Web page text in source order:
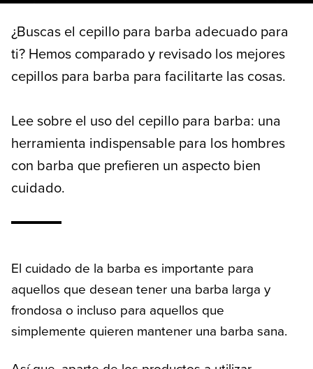
¿Buscas el cepillo para barba adecuado para
ti? Hemos comparado y revisado los mejores
cepillos para barba para facilitarte las cosas.
Lee sobre el uso del cepillo para barba: una
herramienta indispensable para los hombres
con barba que prefieren un aspecto bien
cuidado.
El cuidado de la barba es importante para
aquellos que desean tener una barba larga y
frondosa o incluso para aquellos que
simplemente quieren mantener una barba sana.